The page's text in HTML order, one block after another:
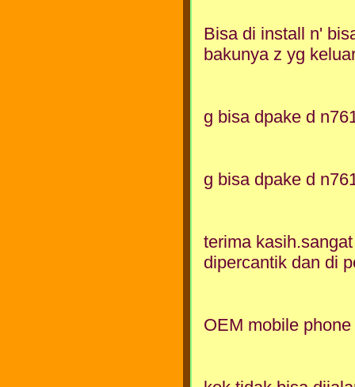
Bisa di install n'
bakunya z yg
g bisa dpake d
g bisa dpake d
terima
dipercantik dan di
OEM mobile phone